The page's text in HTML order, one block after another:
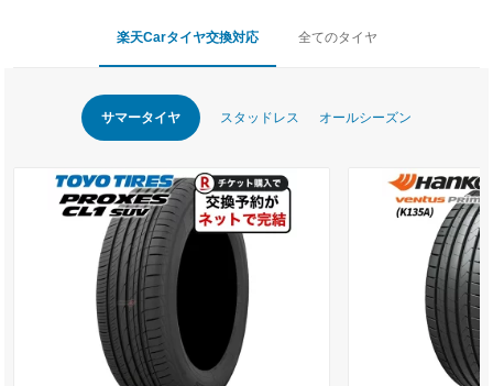
楽天Carタイヤ交換対応 全てのタイヤ
サマータイヤ スタッドレス オールシーズン